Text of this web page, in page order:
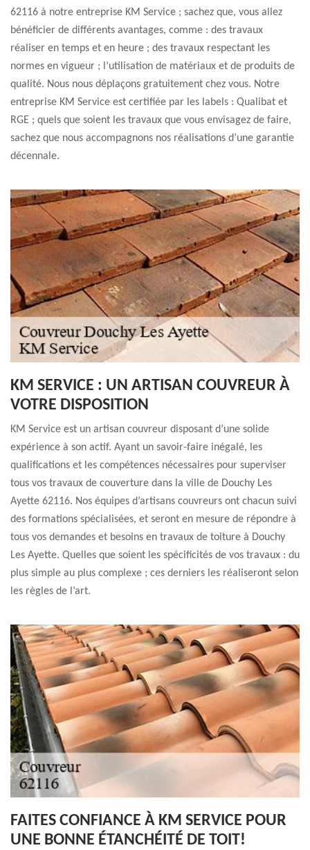
62116 à notre entreprise KM Service ; sachez que, vous allez
bénéficier de différents avantages, comme : des travaux
réaliser en temps et en heure ; des travaux respectant les
normes en vigueur ; l’utilisation de matériaux et de produits de
qualité. Nous nous déplaçons gratuitement chez vous. Notre
entreprise KM Service est certifiée par les labels : Qualibat et
RGE ; quels que soient les travaux que vous envisagez de faire,
sachez que nous accompagnons nos réalisations d’une garantie
décennale.
KM SERVICE : UN ARTISAN COUVREUR À
VOTRE DISPOSITION
KM Service est un artisan couvreur disposant d’une solide
expérience à son actif. Ayant un savoir-faire inégalé, les
qualifications et les compétences nécessaires pour superviser
tous vos travaux de couverture dans la ville de Douchy Les
Ayette 62116. Nos équipes d’artisans couvreurs ont chacun suivi
des formations spécialisées, et seront en mesure de répondre à
tous vos demandes et besoins en travaux de toiture à Douchy
Les Ayette. Quelles que soient les spécificités de vos travaux : du
plus simple au plus complexe ; ces derniers les réaliseront selon
les règles de l’art.
FAITES CONFIANCE À KM SERVICE POUR
UNE BONNE ÉTANCHÉITÉ DE TOIT!